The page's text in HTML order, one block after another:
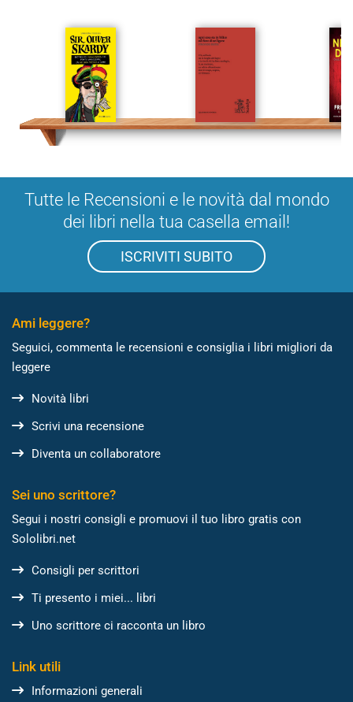
Tutte le Recensioni e le novità dal mondo
dei libri nella tua casella email!
ISCRIVITI SUBITO
Ami leggere?
Seguici, commenta le recensioni e consiglia i libri migliori da
leggere
Novità libri
Scrivi una recensione
Diventa un collaboratore
Sei uno scrittore?
Segui i nostri consigli e promuovi il tuo libro gratis con
Sololibri.net
Consigli per scrittori
Ti presento i miei... libri
Uno scrittore ci racconta un libro
Link utili
Informazioni generali